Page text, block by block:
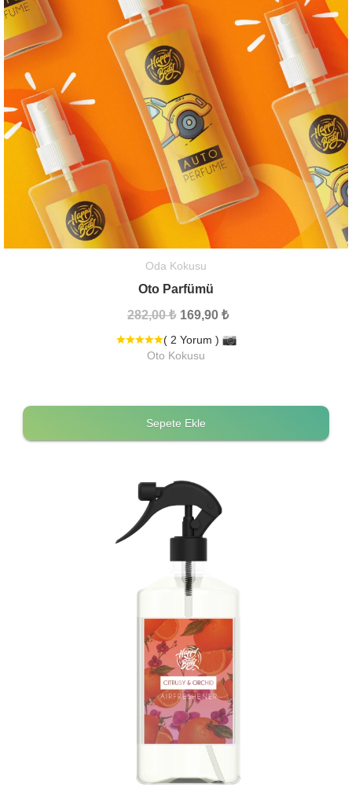
Oda Kokusu
Oto Parfümü
282,00 ₺ 169,90 ₺
( 2 Yorum )
Oto Kokusu
Sepete Ekle